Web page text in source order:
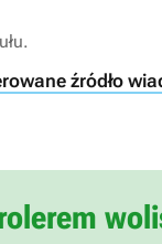
źródło